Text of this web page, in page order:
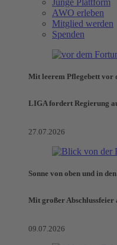
Junge Plattform
AWO erleben
Mitglied werden
Spenden
Mit leerem Pflegebett vor
LIGA fordert Regierung
27.07.2026
Sonne von oben und in
Mit großer Abschlussfeier
09.07.2026